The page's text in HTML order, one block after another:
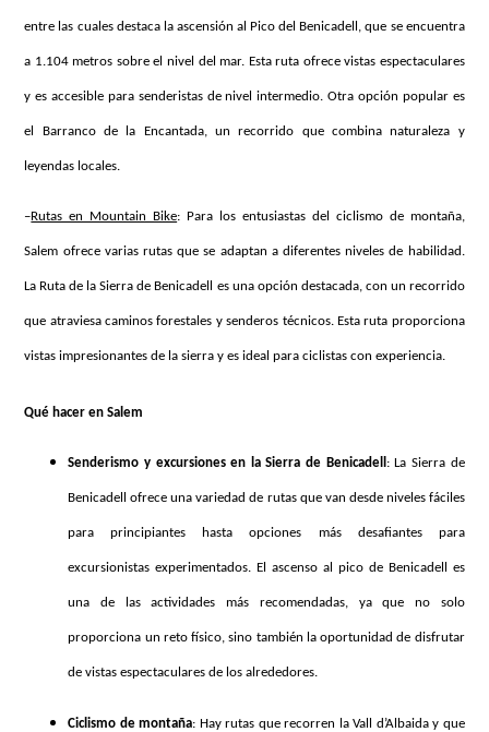
entre las cuales destaca la ascensión al Pico del Benicadell, que se encuentra
a 1.104 metros sobre el nivel del mar. Esta ruta ofrece vistas espectaculares
y es accesible para senderistas de nivel intermedio. Otra opción popular es
el Barranco de la Encantada, un recorrido que combina naturaleza y
leyendas locales.
–Rutas en Mountain Bike: Para los entusiastas del ciclismo de montaña,
Salem ofrece varias rutas que se adaptan a diferentes niveles de habilidad.
La Ruta de la Sierra de Benicadell es una opción destacada, con un recorrido
que atraviesa caminos forestales y senderos técnicos. Esta ruta proporciona
vistas impresionantes de la sierra y es ideal para ciclistas con experiencia.
Qué hacer en Salem
Senderismo y excursiones en la Sierra de Benicadell : La Sierra de
Benicadell ofrece una variedad de rutas que van desde niveles fáciles
para principiantes hasta opciones más desafiantes para
excursionistas experimentados. El ascenso al pico de Benicadell es
una de las actividades más recomendadas, ya que no solo
proporciona un reto físico, sino también la oportunidad de disfrutar
de vistas espectaculares de los alrededores.
Ciclismo de montaña: Hay rutas que recorren la Vall d’Albaida y que